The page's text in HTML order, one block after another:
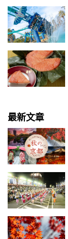
最新文章